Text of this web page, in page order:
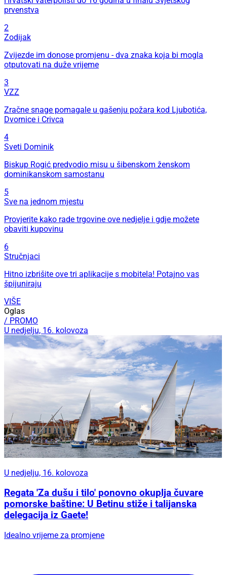
prvenstva
2
Zodijak
Zvijezde im donose promjenu - dva znaka koja bi mogla
otputovati na duže vrijeme
3
VZZ
Zračne snage pomagale u gašenju požara kod Ljubotića,
Dvornice i Crivca
4
Sveti Dominik
Biskup Rogić predvodio misu u šibenskom ženskom
dominikanskom samostanu
5
Sve na jednom mjestu
Provjerite kako rade trgovine ove nedjelje i gdje možete
obaviti kupovinu
6
Stručnjaci
Hitno izbrišite ove tri aplikacije s mobitela! Potajno vas
špijuniraju
VIŠE
Oglas
/ PROMO
U nedjelju, 16. kolovoza
U nedjelju, 16. kolovoza
Regata 'Za dušu i tilo' ponovno okuplja čuvare
pomorske baštine: U Betinu stiže i talijanska
delegacija iz Gaete!
Idealno vrijeme za promjene